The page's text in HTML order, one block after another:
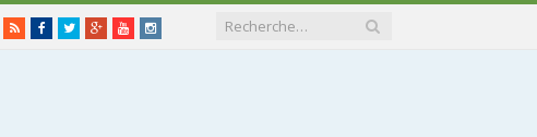
RSSFacebook
TwitterGoogle+YoutubeInstagram